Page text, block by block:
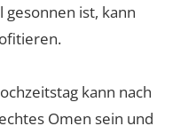
ist, kann
kann nach
Omen sein und